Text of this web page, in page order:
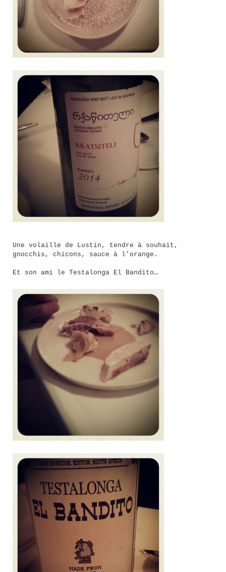
Une volaille de Lustin, tendre à souhait,
gnocchis, chicons, sauce à l’orange.
Et son ami le Testalonga El Bandito…